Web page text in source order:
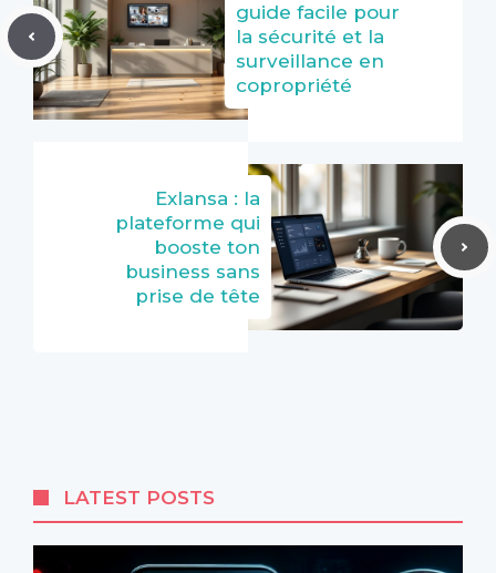
guide facile pour
la sécurité et la
surveillance en
copropriété
Exlansa : la
plateforme qui
booste ton
business sans
prise de tête
LATEST POSTS